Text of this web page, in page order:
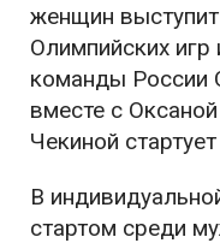
женщин
Олимпийских
команды России
вместе с
Чекиной
В
стартом среди